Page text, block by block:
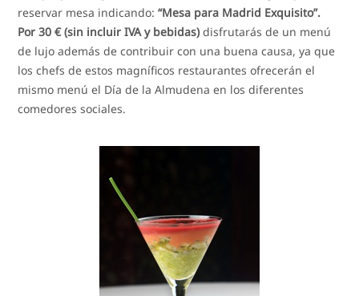
reservar mesa indicando:“Mesa para Madrid Exquisito”.
Por 30 € (sin incluir IVA y bebidas)disfrutarás de un menú
de lujo además de contribuir con una buena causa, ya que
los chefs de estos magníficos restaurantes ofrecerán el
mismo menú el Día de la Almudena en los diferentes
comedores sociales.